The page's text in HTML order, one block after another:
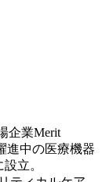
企業Merit
進中の医療機器
立。